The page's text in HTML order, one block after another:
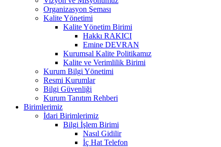
Organizasyon Şeması
Kalite Yönetimi
Kalite Yönetim Birimi
Hakkı RAKICI
Emine DEVRAN
Kurumsal Kalite Politikamız
Kalite ve Verimlilik Birimi
Kurum Bilgi Yönetimi
Resmi Kurumlar
Bilgi Güvenliği
Kurum Tanıtım Rehberi
Birimlerimiz
İdari Birimlerimiz
Bilgi İşlem Birimi
Nasıl Gidilir
İç Hat Telefon